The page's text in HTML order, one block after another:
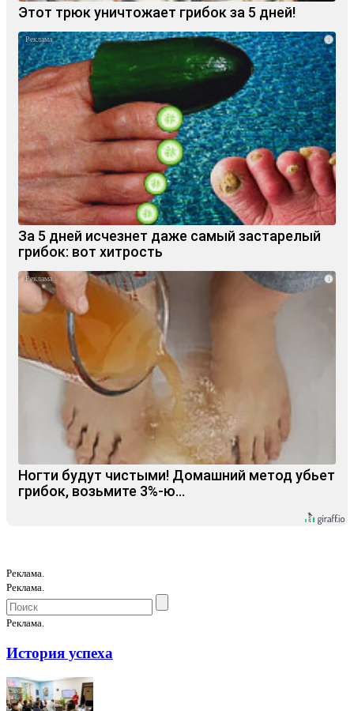
Этот трюк уничтожает грибок за 5 дней!
i
За 5 дней исчезнет даже самый застарелый
грибок: вот хитрость
i
Ногти будут чистыми! Домашний метод убьет
грибок, возьмите 3%-ю…
Реклама.
Реклама.
Реклама.
История успеха